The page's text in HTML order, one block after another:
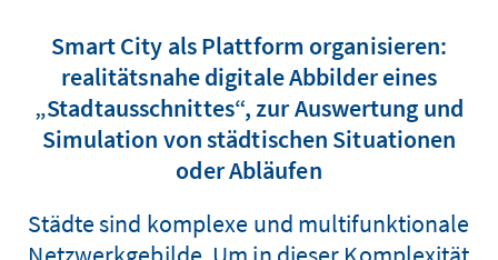
Smart City als Plattform organisieren:
realitätsnahe digitale Abbilder eines
„Stadtausschnittes“, zur Auswertung und
Simulation von städtischen Situationen
oder Abläufen
Städte sind komplexe und multifunktionale